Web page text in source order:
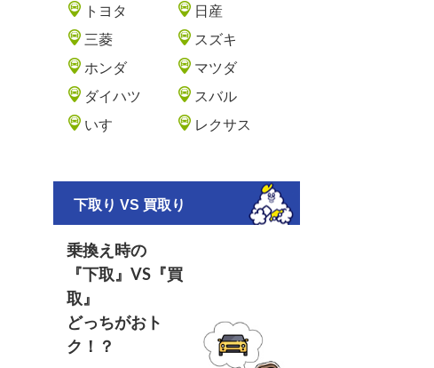
トヨタ
日産
三菱
スズキ
ホンダ
マツダ
ダイハツ
スバル
いすゞ
レクサス
下取り VS 買取り
乗換え時の
『下取』VS『買
取』
どっちがおト
ク！？